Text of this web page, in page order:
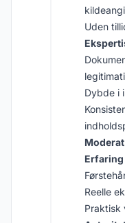
Uden
Dybde i
Erfaring
Reelle
Praktisk